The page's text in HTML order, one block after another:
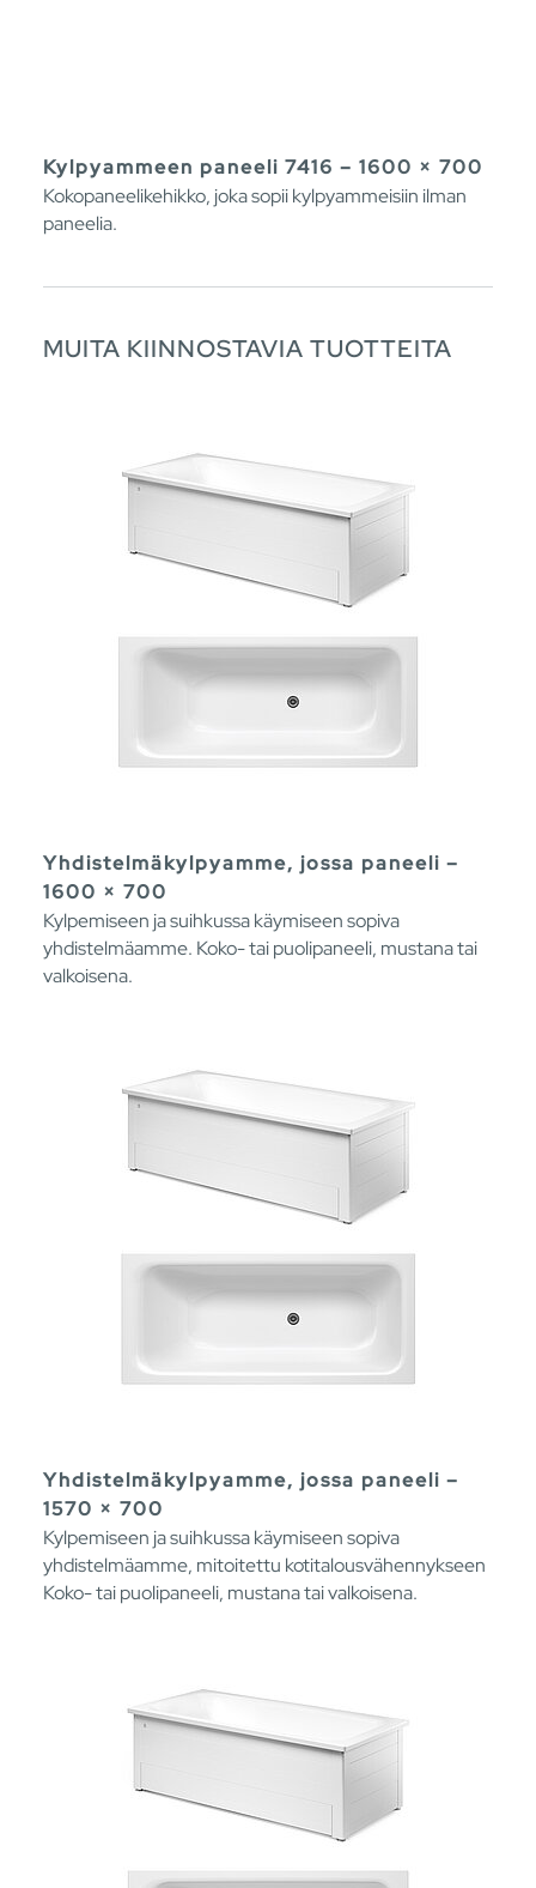
Kylpyammeen paneeli 7416 – 1600 × 700
Kokopaneelikehikko, joka sopii kylpyammeisiin ilman
paneelia.
MUITA KIINNOSTAVIA TUOTTEITA
Yhdistelmäkylpyamme, jossa paneeli –
1600 × 700
Kylpemiseen ja suihkussa käymiseen sopiva
yhdistelmäamme. Koko- tai puolipaneeli, mustana tai
valkoisena.
Yhdistelmäkylpyamme, jossa paneeli –
1570 × 700
Kylpemiseen ja suihkussa käymiseen sopiva
yhdistelmäamme, mitoitettu kotitalousvähennykseen
Koko- tai puolipaneeli, mustana tai valkoisena.